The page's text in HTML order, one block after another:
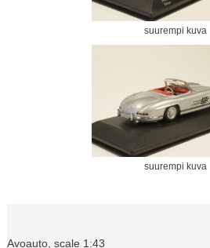
suurempi kuva
suurempi kuva
Avoauto, scale 1:43